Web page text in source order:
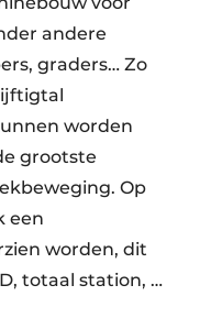
andere
graders… Zo
worden
grootste
Op
een
worden, dit
totaal station, …